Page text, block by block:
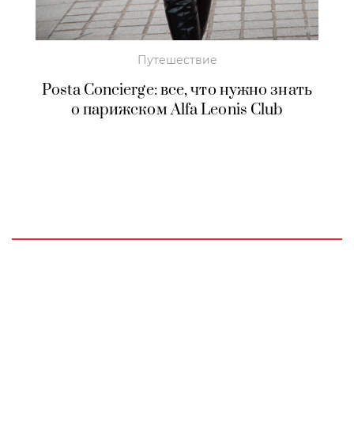
Путешествие
Posta Concierge: все, что нужно знать
о парижском Alfa Leonis Club